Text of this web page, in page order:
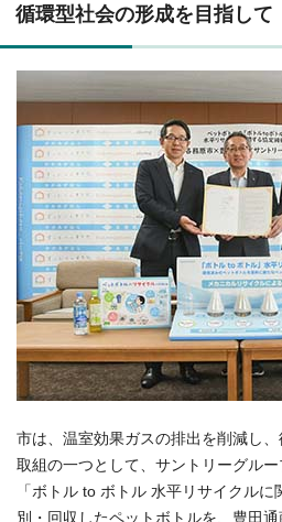
循環型社会の形成を目指して
市は、温室効果ガスの排出を削減し
取組の一つとして、サントリーグルー
「ボトル to ボトル 水平リサイクル
別・回収したペットボトルを、豊田